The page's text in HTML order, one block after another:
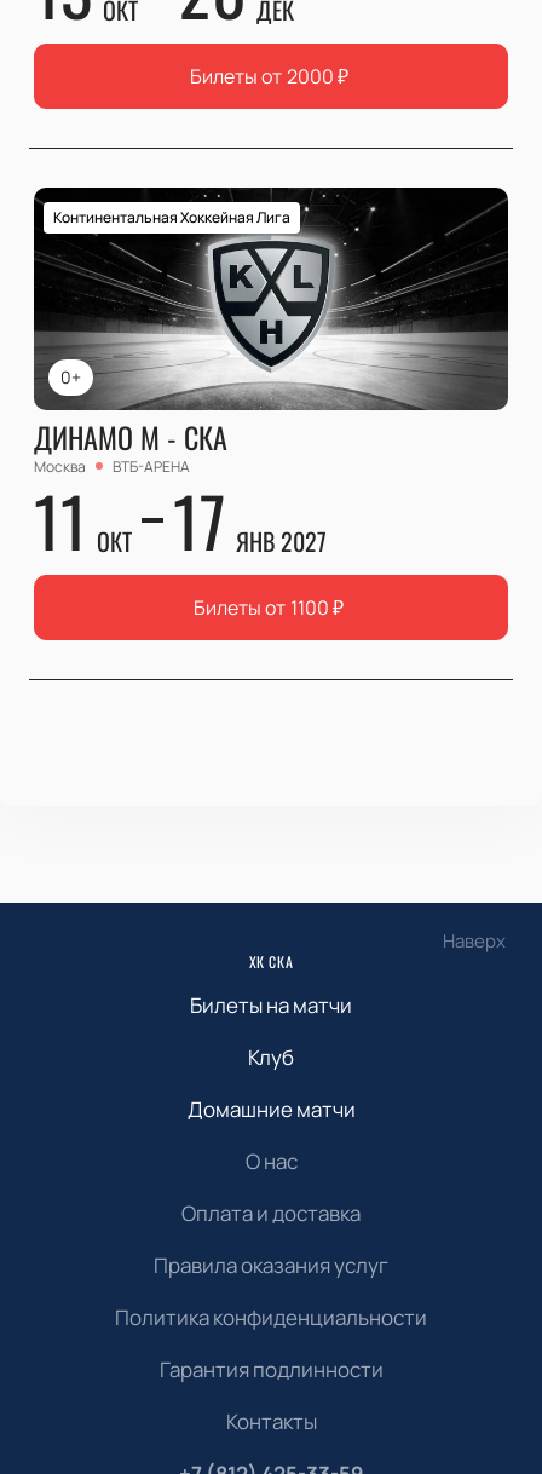
ОКТ ДЕК
Билеты от 2000₽
0+
Континентальная Хоккейная Лига
ДИНАМО М - СКА
Москва ВТБ-АРЕНА
11 ОКТ 17 ЯНВ 2027
Билеты от 1100₽
Наверх
ХК СКА
Билеты на матчи
Клуб
Домашние матчи
О нас
Оплата и доставка
Правила оказания услуг
Политика конфиденциальности
Гарантия подлинности
Контакты